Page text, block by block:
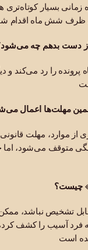
بسیار کوتاه‌تری
از دست بدهم چه
پرونده را رد می‌کند و
همین مهلت‌ها اعمال
از موارد، مهلت
به سن ۱۸ سالگی متوقف می‌شود،
چیست؟
تشخیص نباشد،
فرد آسیب را کشف